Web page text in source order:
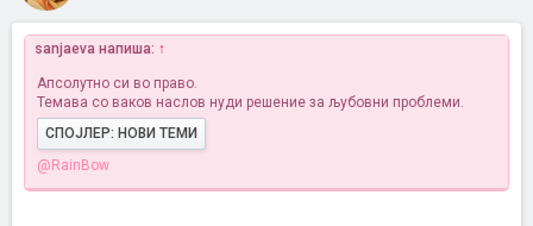
sanjaeva напиша: ↑
Апсолутно си во право.
Темава со ваков наслов нуди решение за љубовни проблеми.
СПОЈЛЕР: НОВИ ТЕМИ
@RainBow